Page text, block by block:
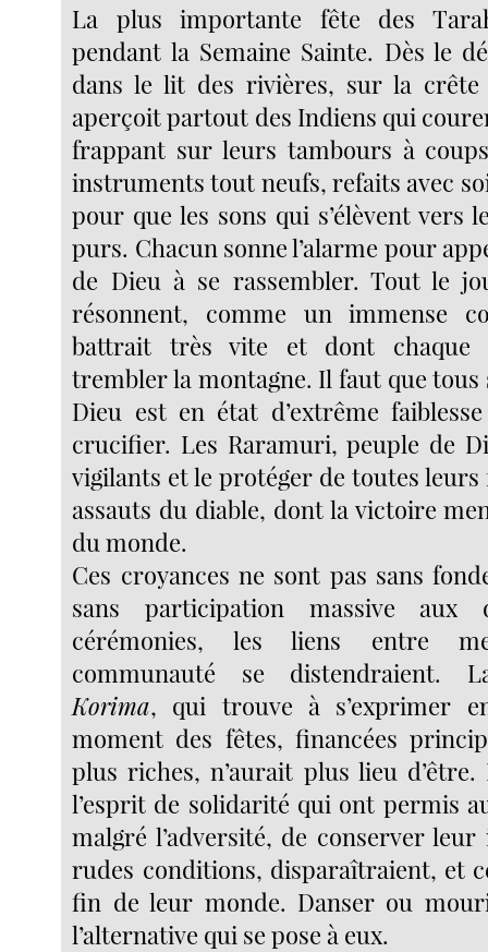
La plus importante fête des
pendant la Semaine Sainte. Dès le
dans le lit des rivières, sur la crête
aperçoit partout des Indiens qui
frappant sur leurs tambours à
instruments tout neufs, refaits avec
pour que les sons qui s’élèvent vers
purs. Chacun sonne l’alarme pour
de Dieu à se rassembler. Tout le
résonnent, comme un immense
battrait très vite et dont chaque
trembler la montagne. Il faut que tous
Dieu est en état d’extrême
crucifier. Les Raramuri, peuple de
vigilants et le protéger de toutes
assauts du diable, dont la victoire
du monde.
Ces croyances ne sont pas sans
sans participation massive aux
cérémonies, les liens entre
communauté se distendraient.
Korima, qui trouve à s’exprimer
moment des fêtes, financées
plus riches, n’aurait plus lieu d’être.
l’esprit de solidarité qui ont permis
malgré l’adversité, de conserver
rudes conditions, disparaîtraient, et
fin de leur monde. Danser ou
l’alternative qui se pose à eux.